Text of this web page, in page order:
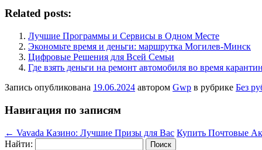
Related posts:
Лучшие Программы и Сервисы в Одном Месте
Экономьте время и деньги: маршрутка Могилев-Минск
Цифровые Решения для Всей Семьи
Где взять деньги на ремонт автомобиля во время
Запись опубликована 19.06.2024 автором Gwp в рубрике Без
Навигация по записям
← Vavada Казино: Лучшие Призы для Вас Купить Почтовые
Найти: